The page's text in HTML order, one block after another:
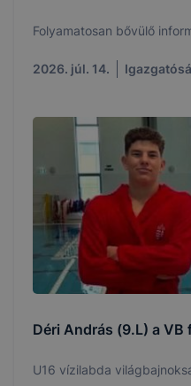
Folyamatosan bővülő
2026. júl. 14.
Déri András (9.L) a
U16 vízilabda